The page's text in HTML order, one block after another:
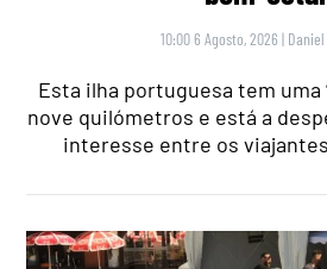
10:00 6 Agosto, 2026 |
Esta ilha portuguesa tem uma
nove quilómetros e está a
interesse entre os